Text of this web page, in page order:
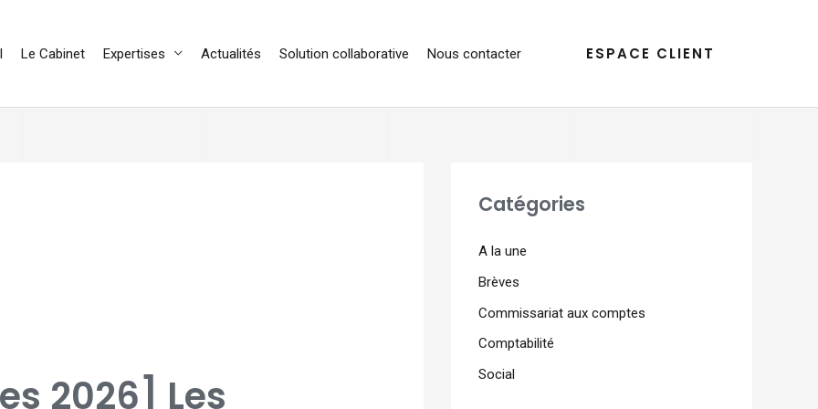
Le Cabinet Expertises Actualités Solution collaborative Nous contacter ESPACE CLIENT
2026] Les
Catégories
A la une
Brèves
Commissariat aux comptes
Comptabilité
Social